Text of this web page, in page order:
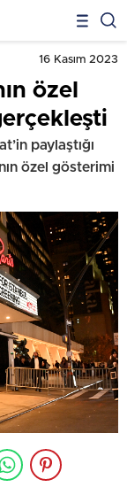
16 Kasım 2023
özel
paylaştığı
özel gösterimi